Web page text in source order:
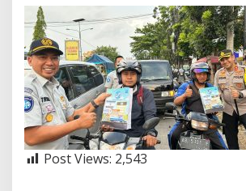
Post Views: 2,543